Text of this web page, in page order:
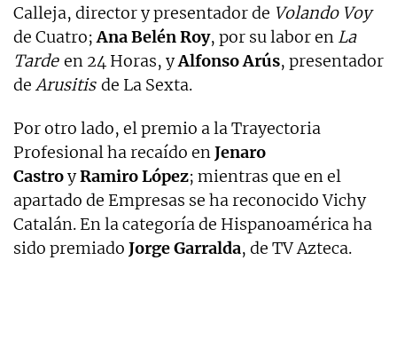
Calleja, director y presentador de Volando Voy
de Cuatro;Ana Belén Roy, por su labor en La
Tarde en 24 Horas, yAlfonso Arús, presentador
de Arusitis de La Sexta.
Por otro lado, el premio a la Trayectoria
Profesional ha recaído enJenaro
CastroyRamiro López; mientras que en el
apartado de Empresas se ha reconocido Vichy
Catalán. En la categoría de Hispanoamérica ha
sido premiado Jorge Garralda, de TV Azteca.